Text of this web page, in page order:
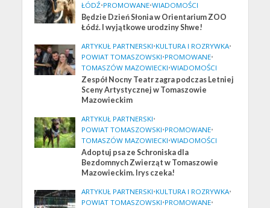
ŁÓDŹ•PROMOWANE•WIADOMOŚCI
Będzie Dzień Słonia w Orientarium ZOO
Łódź. I wyjątkowe urodziny Shwe!
ARTYKUŁ PARTNERSKI•KULTURA I ROZRYWKA•
POWIAT TOMASZOWSKI•PROMOWANE•
TOMASZÓW MAZOWIECKI•WIADOMOŚCI
Zespół Nocny Teatr zagra podczas Letniej
Sceny Artystycznej w Tomaszowie
Mazowieckim
ARTYKUŁ PARTNERSKI•
POWIAT TOMASZOWSKI•PROMOWANE•
TOMASZÓW MAZOWIECKI•WIADOMOŚCI
Adoptuj psa ze Schroniska dla
Bezdomnych Zwierząt w Tomaszowie
Mazowieckim. Irys czeka!
ARTYKUŁ PARTNERSKI•KULTURA I ROZRYWKA•
POWIAT TOMASZOWSKI•PROMOWANE•